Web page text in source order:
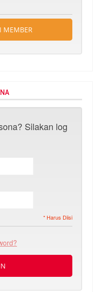
MEMBER
Silakan log
* Harus Diisi